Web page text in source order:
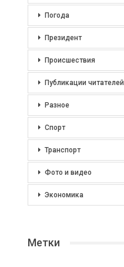
Погода
Президент
Происшествия
Публикации читателей
Разное
Спорт
Транспорт
Фото и видео
Экономика
Метки